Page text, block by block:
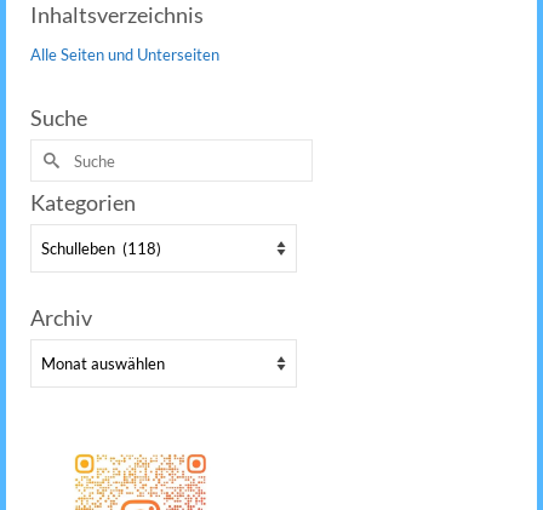
Inhaltsverzeichnis
Alle Seiten und Unterseiten
Suche
Suche
nach:
Kategorien
Kategorien
Archiv
Archiv